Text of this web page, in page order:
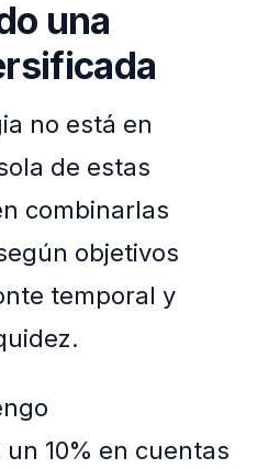
una
no está en
de estas
combinarlas
objetivos
temporal y
10% en cuentas